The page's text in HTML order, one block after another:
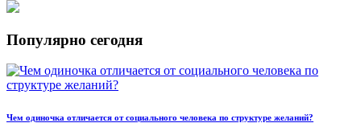
Популярно сегодня
Чем одиночка отличается от социального человека по структуре желаний?